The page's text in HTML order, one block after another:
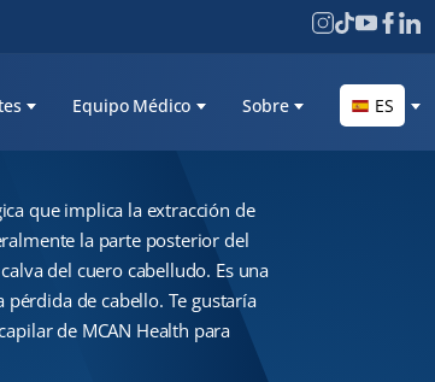
Equipo Médico Sobre ES
que implica la extracción de
la parte posterior del
del cuero cabelludo. Es una
de cabello. Te gustaría
de MCAN Health para